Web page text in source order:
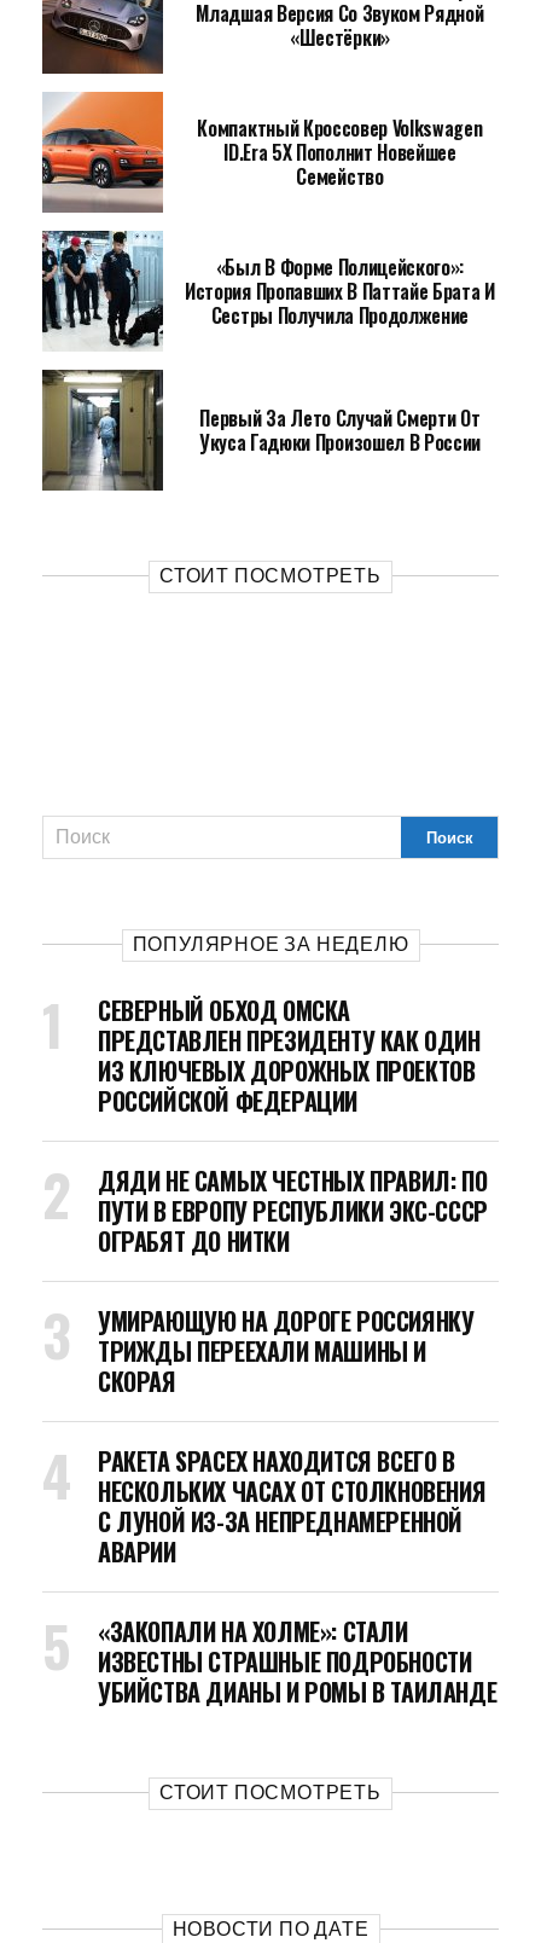
Младшая Версия Со Звуком Рядной
«шестёрки»
Компактный Кроссовер Volkswagen
ID.Era 5X Пополнит Новейшее
Семейство
«Был В Форме Полицейского»:
История Пропавших В Паттайе Брата И
Сестры Получила Продолжение
Первый За Лето Случай Смерти От
Укуса Гадюки Произошел В России
СТОИТ ПОСМОТРЕТЬ
ПОПУЛЯРНОЕ ЗА НЕДЕЛЮ
СЕВЕРНЫЙ ОБХОД ОМСКА
ПРЕДСТАВЛЕН ПРЕЗИДЕНТУ КАК ОДИН
ИЗ КЛЮЧЕВЫХ ДОРОЖНЫХ ПРОЕКТОВ
РОССИЙСКОЙ ФЕДЕРАЦИИ
ДЯДИ НЕ САМЫХ ЧЕСТНЫХ ПРАВИЛ: ПО
ПУТИ В ЕВРОПУ РЕСПУБЛИКИ ЭКС-СССР
ОГРАБЯТ ДО НИТКИ
УМИРАЮЩУЮ НА ДОРОГЕ РОССИЯНКУ
ТРИЖДЫ ПЕРЕЕХАЛИ МАШИНЫ И
СКОРАЯ
РАКЕТА SPACEX НАХОДИТСЯ ВСЕГО В
НЕСКОЛЬКИХ ЧАСАХ ОТ СТОЛКНОВЕНИЯ
С ЛУНОЙ ИЗ-ЗА НЕПРЕДНАМЕРЕННОЙ
АВАРИИ
«ЗАКОПАЛИ НА ХОЛМЕ»: СТАЛИ
ИЗВЕСТНЫ СТРАШНЫЕ ПОДРОБНОСТИ
УБИЙСТВА ДИАНЫ И РОМЫ В ТАИЛАНДЕ
СТОИТ ПОСМОТРЕТЬ
НОВОСТИ ПО ДАТЕ